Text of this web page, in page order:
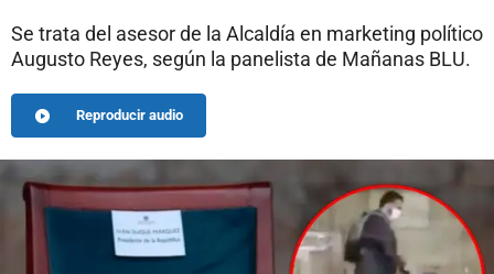
Se trata del asesor de la Alcaldía en marketing político
Augusto Reyes, según la panelista de Mañanas BLU.
Reproducir audio